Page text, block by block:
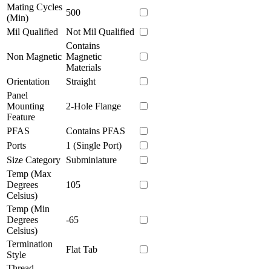
Mating Cycles
(Min)
500
Mil Qualified
Not Mil Qualified
Non Magnetic
Contains
Magnetic
Materials
Orientation
Straight
Panel
Mounting
Feature
2-Hole Flange
PFAS
Contains PFAS
Ports
1 (Single Port)
Size Category Subminiature
Temp (Max
Degrees
Celsius)
105
Temp (Min
Degrees
Celsius)
-65
Termination
Style
Flat Tab